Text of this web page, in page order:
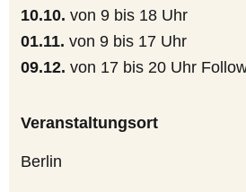
10.10. von 9 bis 18 Uhr
01.11. von 9 bis 17 Uhr
09.12. von 17 bis 20 Uhr
Veranstaltungsort
Berlin